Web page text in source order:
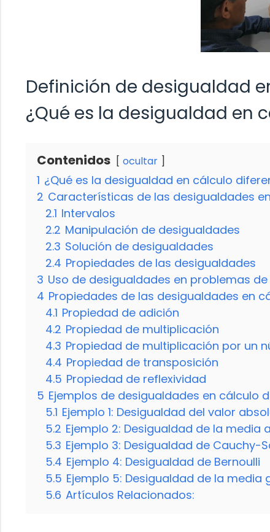
Definición de desigualdad
¿Qué es la desigualdad en
Contenidos ocultar
1 ¿Qué es la desigualdad en cálculo
2 Características de las desigualdades
2.1 Intervalos
2.2 Manipulación de desigualdades
2.3 Solución de desigualdades
2.4 Propiedades de las desigualdades
3 Uso de desigualdades en problemas
4 Propiedades de las desigualdades en
4.1 Propiedad de adición
4.2 Propiedad de multiplicación
4.3 Propiedad de multiplicación por un
4.4 Propiedad de transposición
4.5 Propiedad de reflexividad
5 Ejemplos de desigualdades en cálculo
5.1 Ejemplo 1: Desigualdad del valor
5.2 Ejemplo 2: Desigualdad de la
5.3 Ejemplo 3: Desigualdad de Cauchy-
5.4 Ejemplo 4: Desigualdad de Bernoulli
5.5 Ejemplo 5: Desigualdad de la
5.6 Artículos Relacionados: